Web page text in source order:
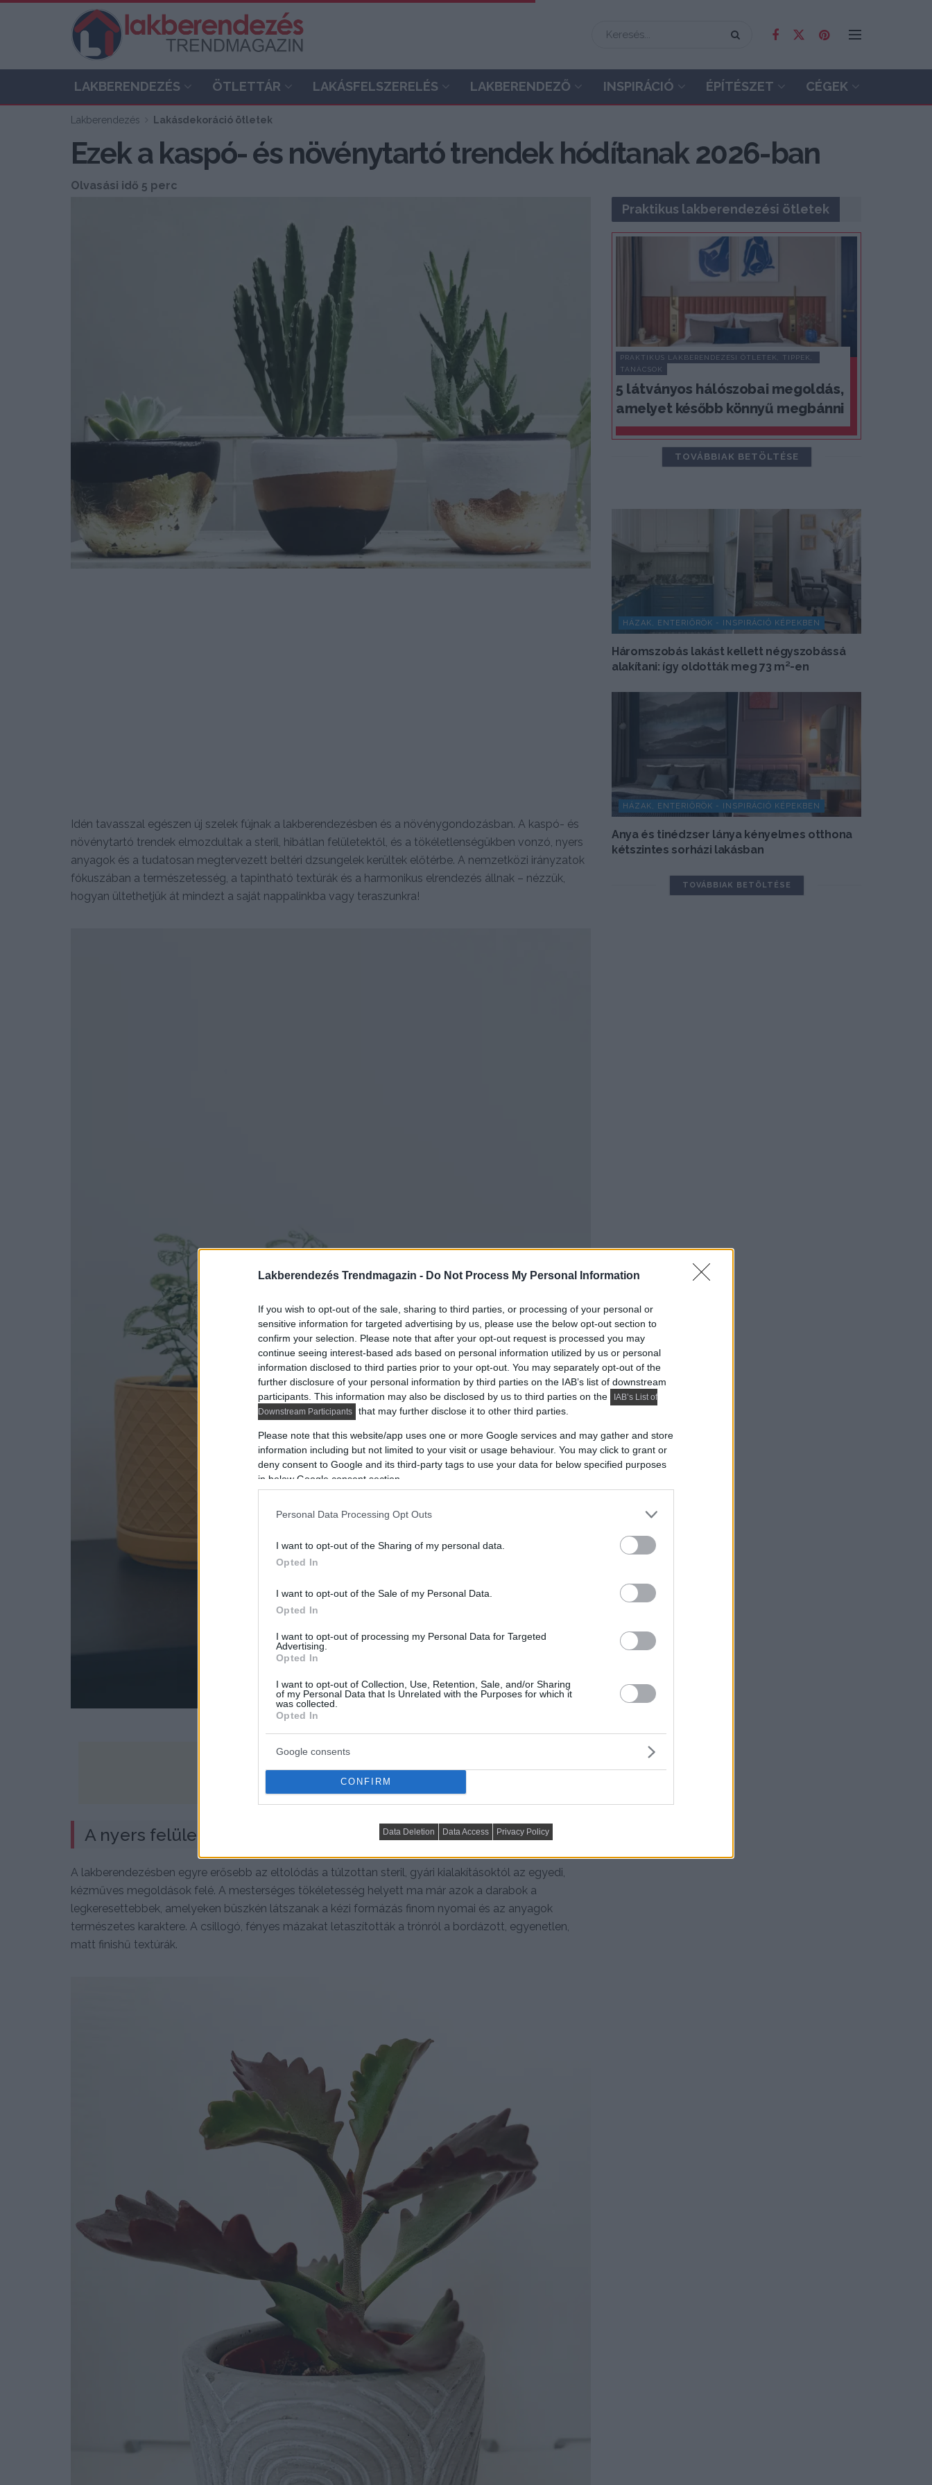
Lakberendezés Trendmagazin - Do Not Process My Personal Information
If you wish to opt-out of the sale, sharing to third parties, or processing of your personal or
sensitive information for targeted advertising by us, please use the below opt-out section to
confirm your selection. Please note that after your opt-out request is processed you may
continue seeing interest-based ads based on personal information utilized by us or personal
information disclosed to third parties prior to your opt-out. You may separately opt-out of the
further disclosure of your personal information by third parties on the IAB’s list of downstream
participants. This information may also be disclosed by us to third parties on the
IAB’s List of
Downstream Participants
that may further disclose it to other third parties.
Please note that this website/app uses one or more Google services and may gather and store
information including but not limited to your visit or usage behaviour. You may click to grant or
deny consent to Google and its third-party tags to use your data for below specified purposes
in below Google consent section.
Personal Data Processing Opt Outs
I want to opt-out of the Sharing of my personal data.
Opted In
I want to opt-out of the Sale of my Personal Data.
Opted In
I want to opt-out of processing my Personal Data for Targeted
Advertising.
Opted In
I want to opt-out of Collection, Use, Retention, Sale, and/or Sharing
of my Personal Data that Is Unrelated with the Purposes for which it
was collected.
Opted In
Google consents
CONFIRM
Data Deletion Data Access Privacy Policy
LAKBERENDEZÉS ÖTLETTÁR LAKÁSFELSZERELÉS LAKBERENDEZŐ INSPIRÁCIÓ ÉPÍTÉSZET CÉGEK
Lakberendezés Lakásdekoráció ötletek
Ezek a kaspó- és növénytartó trendek hódítanak 2026-ban
Olvasási idő 5 perc
Idén tavasszal egészen új szelek fújnak a lakberendezésben és a növénygondozásban. A kaspó- és
növénytartó trendek elmozdultak a steril, hibátlan felületektől, és a tökéletlenségükben vonzó, nyers
anyagok és a tudatosan megtervezett beltéri dzsungelek kerültek előtérbe. A nemzetközi irányzatok
fókuszában a természetesség, a tapintható textúrák és a harmonikus elrendezés állnak – nézzük,
hogyan ültethetjük át mindezt a saját nappalinkba vagy teraszunkra!
A nyers felületek és a matt textúrák reneszánsza
A lakberendezésben egyre erősebb az eltolódás a túlzottan steril, gyári kialakításoktól az egyedi,
kézműves megoldások felé. A mesterséges tökéletesség helyett ma már azok a darabok a
legkeresettebbek, amelyeken büszkén látszanak a kézi formázás finom nyomai és az anyagok
természetes karaktere. A csillogó, fényes mázakat letaszították a trónról a bordázott, egyenetlen,
matt finishű textúrák.
Praktikus lakberendezési ötletek
PRAKTIKUS LAKBERENDEZÉSI ÖTLETEK, TIPPEK,
TANÁCSOK
5 látványos hálószobai megoldás,
amelyet később könnyű megbánni
TOVÁBBIAK BETÖLTÉSE
HÁZAK, ENTERIŐRÖK - INSPIRÁCIÓ KÉPEKBEN
Háromszobás lakást kellett négyszobássá
alakítani: így oldották meg 73 m²-en
HÁZAK, ENTERIŐRÖK - INSPIRÁCIÓ KÉPEKBEN
Anya és tinédzser lánya kényelmes otthona
kétszintes sorházi lakásban
TOVÁBBIAK BETÖLTÉSE